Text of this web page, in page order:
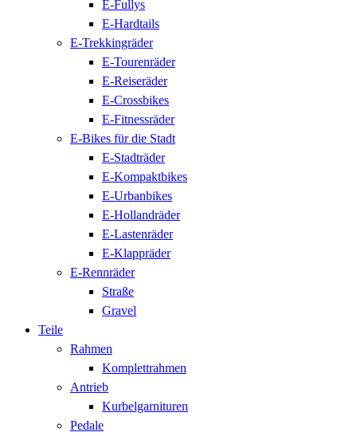
E-Fullys
E-Hardtails
E-Trekkingräder
E-Tourenräder
E-Reiseräder
E-Crossbikes
E-Fitnessräder
E-Bikes für die Stadt
E-Stadträder
E-Kompaktbikes
E-Urbanbikes
E-Hollandräder
E-Lastenräder
E-Klappräder
E-Rennräder
Straße
Gravel
Teile
Rahmen
Komplettrahmen
Antrieb
Kurbelgarnituren
Pedale